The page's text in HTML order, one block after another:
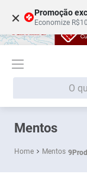
× Promoção
Economize
O que você está
Mentos
Mentos 9
Termos mais
1 º Fralda